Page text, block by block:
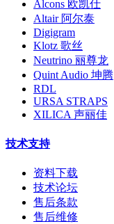
Alcons 欧凯仕
Altair 阿尔泰
Digigram
Klotz 歌丝
Neutrino 丽尊龙
Quint Audio 坤腾
RDL
URSA STRAPS
XILICA 声丽佳
技术支持
资料下载
技术论坛
售后条款
售后维修